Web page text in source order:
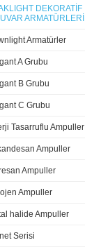
DEKORATİF
ARMATÜRLERİ
Armatürler
A Grubu
B Grubu
C Grubu
Tasarruflu Ampuller
Ampuller
Ampuller
Ampuller
halide Ampuller
Serisi